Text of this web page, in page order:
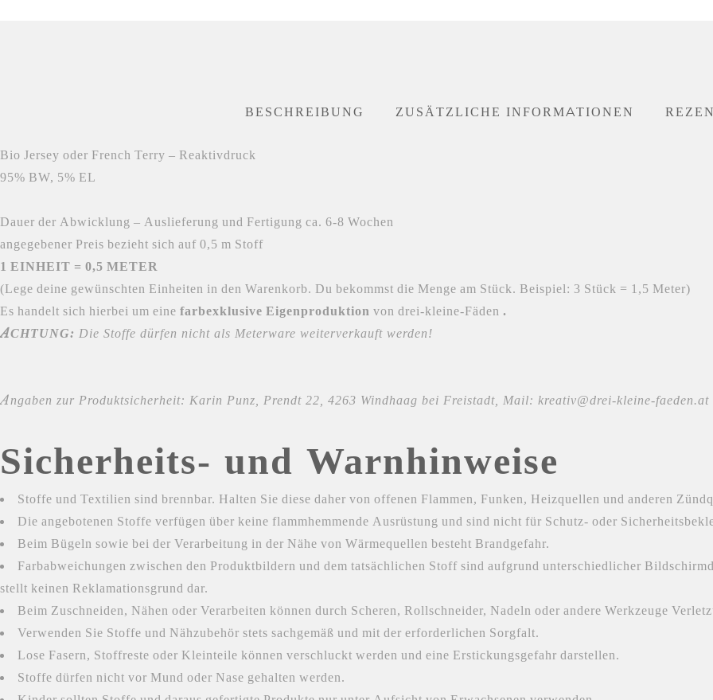
BESCHREIBUNG ZUSÄTZLICHE INFORMATIONEN
‎Bio Jersey oder French Terry – Reaktivdruck
95% BW, 5% EL
Dauer der Abwicklung – Auslieferung und Fertigung ca. 6-8 Wochen
angegebener Preis bezieht sich auf 0,5 m Stoff
1 EINHEIT = 0,5 METER
(Lege deine gewünschten Einheiten in den Warenkorb. Du bekommst die Menge am Stück. Beispiel: 3 Stück = 1,5 Meter)
Es handelt sich hierbei um eine farbexklusive Eigenproduktion von drei-kleine-Fäden .
ACHTUNG: Die Stoffe dürfen nicht als Meterware weiterverkauft werden!
Angaben zur Produktsicherheit: Karin Punz, Prendt 22, 4263 Windhaag bei Freistadt, Mail: kreativ@drei-kleine-faeden.at
Sicherheits- und Warnhinweise
Stoffe und Textilien sind brennbar. Halten Sie diese daher von offenen Flammen, Funken, Heizquellen und anderen
Die angebotenen Stoffe verfügen über keine flammhemmende Ausrüstung und sind nicht für Schutz- oder
Beim Bügeln sowie bei der Verarbeitung in der Nähe von Wärmequellen besteht Brandgefahr.
Farbabweichungen zwischen den Produktbildern und dem tatsächlichen Stoff sind aufgrund unterschiedlicher
stellt keinen Reklamationsgrund dar.
Beim Zuschneiden, Nähen oder Verarbeiten können durch Scheren, Rollschneider, Nadeln oder andere Werkzeuge
Verwenden Sie Stoffe und Nähzubehör stets sachgemäß und mit der erforderlichen Sorgfalt.
Lose Fasern, Stoffreste oder Kleinteile können verschluckt werden und eine Erstickungsgefahr darstellen.
Stoffe dürfen nicht vor Mund oder Nase gehalten werden.